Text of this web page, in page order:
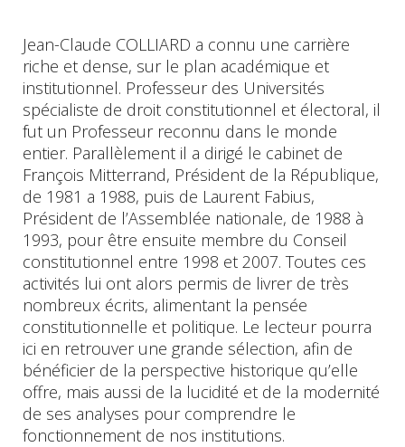
Jean-Claude COLLIARD a connu une carrière
riche et dense, sur le plan académique et
institutionnel. Professeur des Universités
spécialiste de droit constitutionnel et électoral, il
fut un Professeur reconnu dans le monde
entier. Parallèlement il a dirigé le cabinet de
François Mitterrand, Président de la République,
de 1981 a 1988, puis de Laurent Fabius,
Président de l’Assemblée nationale, de 1988 à
1993, pour être ensuite membre du Conseil
constitutionnel entre 1998 et 2007. Toutes ces
activités lui ont alors permis de livrer de très
nombreux écrits, alimentant la pensée
constitutionnelle et politique. Le lecteur pourra
ici en retrouver une grande sélection, afin de
bénéficier de la perspective historique qu’elle
offre, mais aussi de la lucidité et de la modernité
de ses analyses pour comprendre le
fonctionnement de nos institutions.